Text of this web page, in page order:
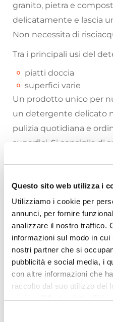
Questo sito web utilizza i
Utilizziamo i cookie per
annunci, per fornire
analizzare il nostro traffico.
informazioni sul modo in
nostri partner che si
pubblicità e social media, i
con altre informazioni che
raccolto dal suo utilizzo dei
granito, pietra e
delicatamente e lascia
Non necessita di
Tra i principali usi del
piatti doccia
superfici varie
Un prodotto unico per
un detergente delicato
pulizia quotidiana e
superfici. Si consiglia di
Avvertenze: Tenere
bambini. Irritante. Il
sensibilizzazione per
Usare guanti protettivi.
nell’ambiente. Contiene:
Riepilogo
Caratteristiche
Tipologia
Detergente
Utilizzo
Piatti doccia|Sanitari
Capienza
500 ml
Serie
Ti suggeriamo